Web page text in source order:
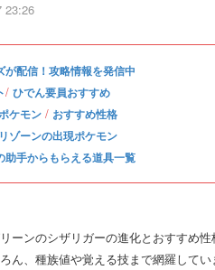
23:26
配信！攻略情報を発信中
/ ひでん要員おすすめ
ケモン / おすすめ性格
ゾーンの出現ポケモン
助手からもらえる道具一覧
ーンのシザリガーの進化とおすすめ
ん、種族値や覚える技まで網羅してい